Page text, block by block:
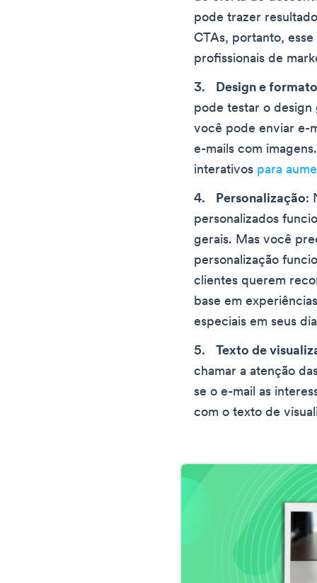
pode trazer
CTAs, portanto,
profissionais de
Design e
pode testar o design
você pode enviar e-
e-mails com
interativos para
Personalização:
personalizados
gerais. Mas você
personalização
clientes querem
base em
especiais em seus
Texto de
chamar a atenção
se o e-mail as
com o texto de